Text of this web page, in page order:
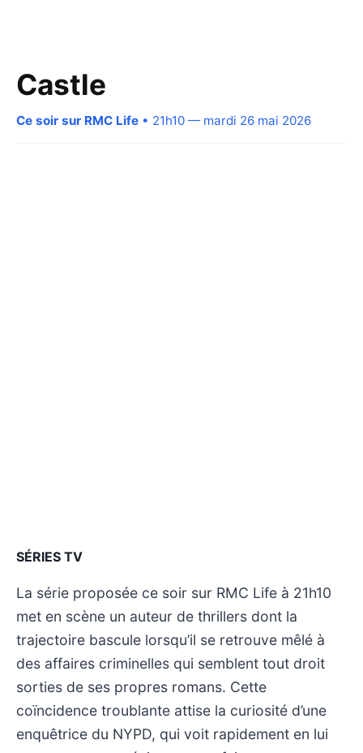
Castle
Ce soir sur RMC Life • 21h10 — mardi 26 mai 2026
SÉRIES TV
La série proposée ce soir sur RMC Life à 21h10
met en scène un auteur de thrillers dont la
trajectoire bascule lorsqu’il se retrouve mêlé à
des affaires criminelles qui semblent tout droit
sorties de ses propres romans. Cette
coïncidence troublante attise la curiosité d’une
enquêtrice du NYPD, qui voit rapidement en lui